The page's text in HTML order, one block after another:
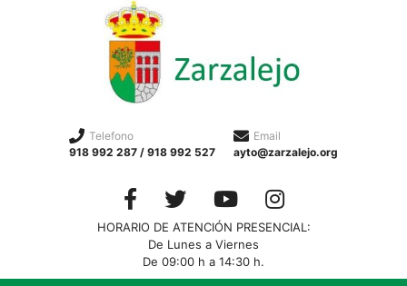
Telefono
918 992 287 / 918 992 527
Email
ayto@zarzalejo.org
HORARIO DE ATENCIÓN PRESENCIAL:
De Lunes a Viernes
De 09:00 h a 14:30 h.